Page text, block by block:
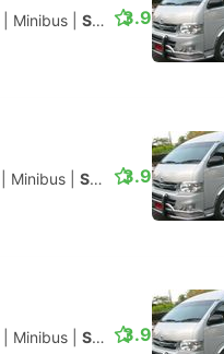
Minibus Speedboat + Van 3.9
Minibus Speedboat + Van 3.9
Minibus Speedboat + Van 3.9